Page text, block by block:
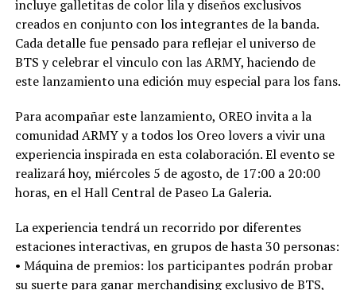
incluye galletitas de color lila y diseños exclusivos
creados en conjunto con los integrantes de la banda.
Cada detalle fue pensado para reflejar el universo de
BTS y celebrar el vinculo con las ARMY, haciendo de
este lanzamiento una edición muy especial para los fans.
Para acompañar este lanzamiento, OREO invita a la
comunidad ARMY y a todos los Oreo lovers a vivir una
experiencia inspirada en esta colaboración. El evento se
realizará hoy, miércoles 5 de agosto, de 17:00 a 20:00
horas, en el Hall Central de Paseo La Galeria.
La experiencia tendrá un recorrido por diferentes
estaciones interactivas, en grupos de hasta 30 personas:
•⁠ ⁠Máquina de premios: los participantes podrán probar
su suerte para ganar merchandising exclusivo de BTS,